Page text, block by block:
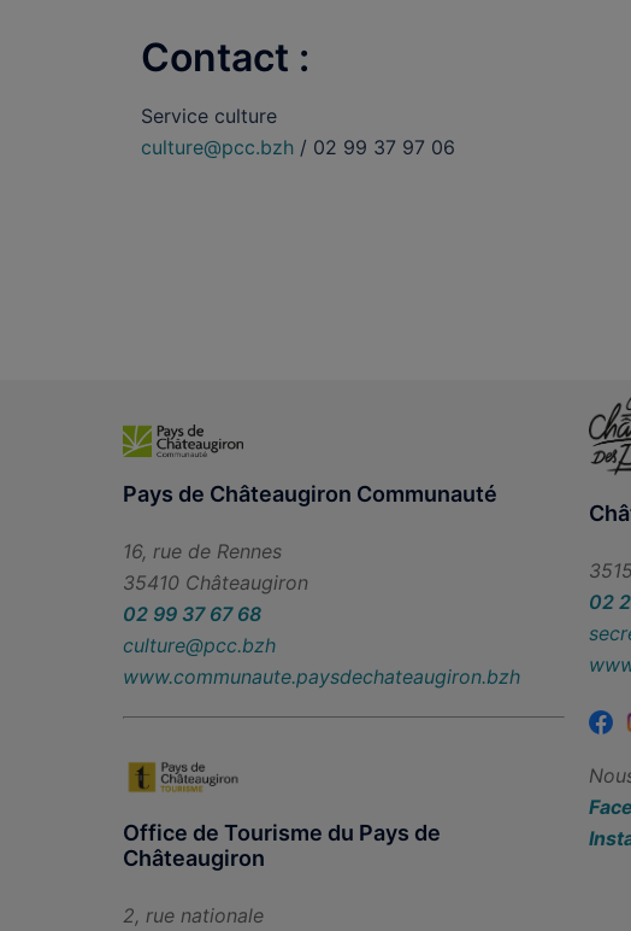
Contact :
Service culture
culture@pcc.bzh / 02 99 37 97 06
Pays de Châteaugiron Communauté
16, rue de Rennes
35410 Châteaugiron
02 99 37 67 68
culture@pcc.bzh
www.communaute.paysdechateaugiron.bzh
Office de Tourisme du Pays de
Châteaugiron
2, rue nationale
02